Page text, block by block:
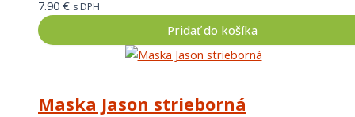
7.90 € s DPH
Pridať do košíka
Maska Jason strieborná